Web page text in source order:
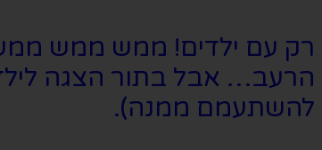
רק עם ילדים! ממש ממש
הרעב… אבל בתור הצגה
להשתעמם ממנה).